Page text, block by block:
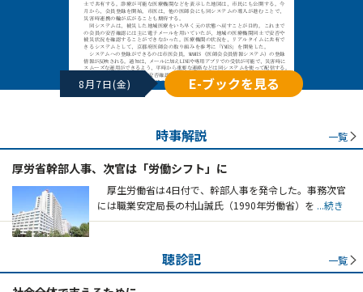
8月7日(金) E-ブックを見る
時事解説 一覧
厚労省幹部人事、次官は「労働シフト」に
厚生労働省は4日付で、幹部人事を発令した。事務次官
には職業安定局長の村山誠氏（1990年労働省）を ...続き
聴診記 一覧